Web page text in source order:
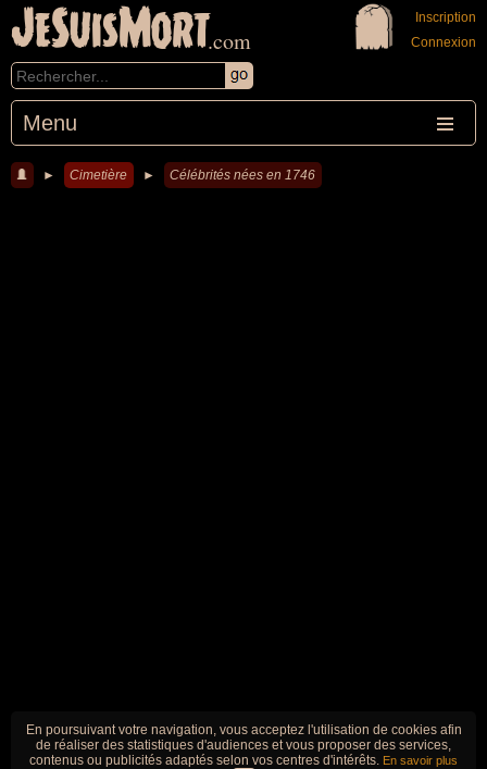
JeSuisMort.com
Menu
Inscription
Connexion
► Cimetière ► Célébrités nées en 1746
En poursuivant votre navigation, vous acceptez l'utilisation de cookies afin
de réaliser des statistiques d'audiences et vous proposer des services,
contenus ou publicités adaptés selon vos centres d'intérêts. En savoir plus